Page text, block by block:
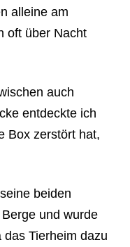
alleine am
oft über Nacht
auch
entdeckte ich
Box zerstört hat,
beiden
und wurde
Tierheim dazu